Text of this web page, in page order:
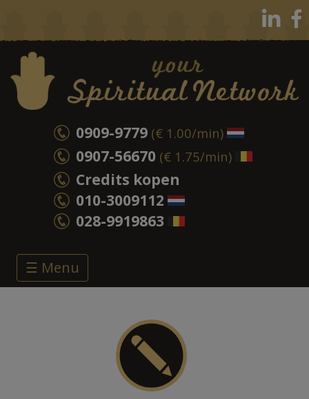
0909-9779 (€ 1.00/min)
0907-56670 (€ 1.75/min)
Credits kopen
010-3009112
028-9919863
☰